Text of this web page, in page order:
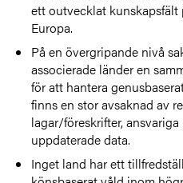
ett outvecklat
Europa.
På en övergripande nivå
associerade länder en
för att hantera
finns en stor avsaknad av
lagar/föreskrifter,
uppdaterade data.
Inget land har ett